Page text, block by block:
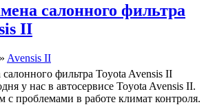
салонного фильтра
II
» Avensis II
у нас в автосервисе Toyota Avensis II.
с проблемами в работе климат контроля.